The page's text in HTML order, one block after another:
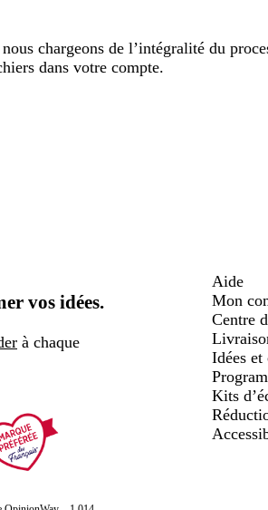
chargeons de l’intégralité du
dans votre compte.
vos idées.
à chaque
Aide
Mon
Centre
Idées et
Kits